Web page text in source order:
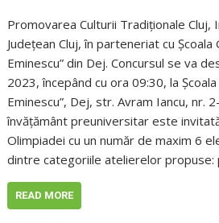
Promovarea Culturii Tradiţionale Cluj,
Judeţean Cluj, în parteneriat cu Școala
Eminescu” din Dej. Concursul se va
2023, începând cu ora 09:30, la Școala
Eminescu”, Dej, str. Avram Iancu, nr.
învățământ preuniversitar este
Olimpiadei cu un număr de maxim 6
dintre categoriile atelierelor propuse:
READ MORE